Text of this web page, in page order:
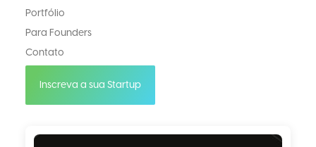
Portfólio
Para Founders
Contato
Inscreva a sua Startup